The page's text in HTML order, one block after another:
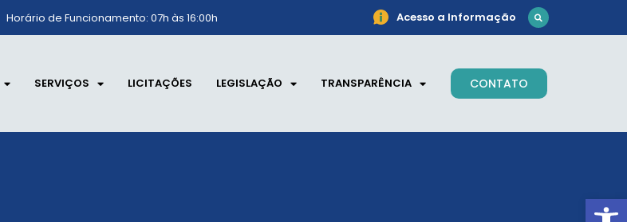
Horário de Funcionamento: 07h às 16:00h Acesso a Informação
SERVIÇOS LICITAÇÕES LEGISLAÇÃO TRANSPARÊNCIA CONTATO